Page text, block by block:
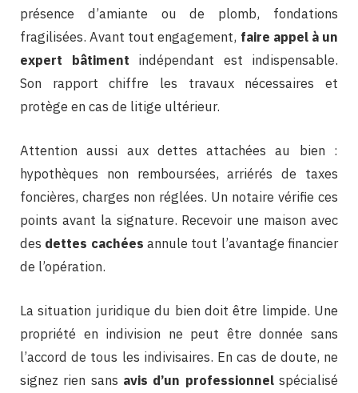
présence d’amiante ou de plomb, fondations
fragilisées. Avant tout engagement, faire appel à un
expert bâtiment indépendant est indispensable.
Son rapport chiffre les travaux nécessaires et
protège en cas de litige ultérieur.
Attention aussi aux dettes attachées au bien :
hypothèques non remboursées, arriérés de taxes
foncières, charges non réglées. Un notaire vérifie ces
points avant la signature. Recevoir une maison avec
des dettes cachées annule tout l’avantage financier
de l’opération.
La situation juridique du bien doit être limpide. Une
propriété en indivision ne peut être donnée sans
l’accord de tous les indivisaires. En cas de doute, ne
signez rien sans avis d’un professionnelspécialisé